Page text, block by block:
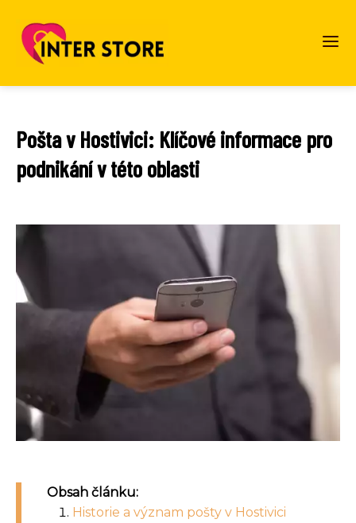
Pošta v Hostivici: Klíčové informace pro
podnikání v této oblasti
Obsah článku:
Historie a význam pošty v Hostivici